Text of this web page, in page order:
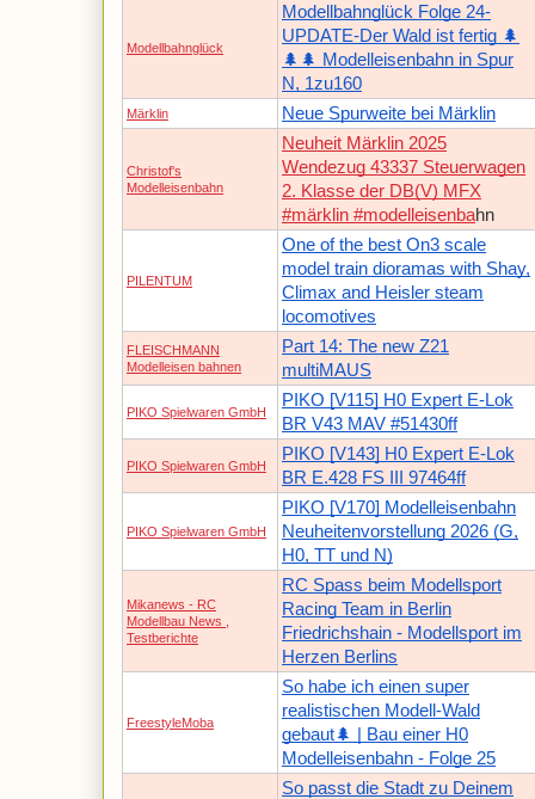
Modellbahnglück
Modellbahnglück Folge 24-
UPDATE-Der Wald ist fertig 🌲
🌲🌲 Modelleisenbahn in Spur
N, 1zu160
Märklin Neue Spurweite bei Märklin
Christof's
Modelleisenbahn
Neuheit Märklin 2025
Wendezug 43337 Steuerwagen
2. Klasse der DB(V) MFX
#märklin #modelleisenbahn
PILENTUM
One of the best On3 scale
model train dioramas with Shay,
Climax and Heisler steam
locomotives
FLEISCHMANN
Modelleisen bahnen
Part 14: The new Z21
multiMAUS
PIKO Spielwaren GmbH
PIKO [V115] H0 Expert E-Lok
BR V43 MAV #51430ff
PIKO Spielwaren GmbH
PIKO [V143] H0 Expert E-Lok
BR E.428 FS III 97464ff
PIKO Spielwaren GmbH
PIKO [V170] Modelleisenbahn
Neuheitenvorstellung 2026 (G,
H0, TT und N)
Mikanews - RC
Modellbau News ,
Testberichte
RC Spass beim Modellsport
Racing Team in Berlin
Friedrichshain - Modellsport im
Herzen Berlins
FreestyleMoba
So habe ich einen super
realistischen Modell-Wald
gebaut🌲 | Bau einer H0
Modelleisenbahn - Folge 25
So passt die Stadt zu Deinem